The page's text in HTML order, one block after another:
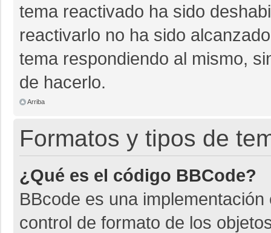
tema reactivado ha sido
reactivarlo no ha sido
tema respondiendo al mismo,
de hacerlo.
Arriba
Formatos y tipos de
¿Qué es el código BBCode?
BBcode es una
control de formato de los